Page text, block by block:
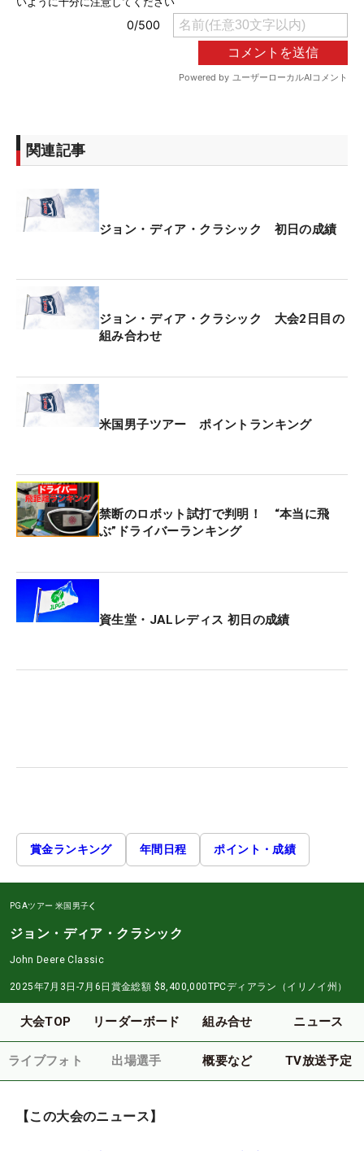
関連記事
ジョン・ディア・クラシック 初日の成績
ジョン・ディア・クラシック 大会2日目の
組み合わせ
米国男子ツアー ポイントランキング
禁断のロボット試打で判明！ “本当に飛
ぶ”ドライバーランキング
資生堂・JALレディス 初日の成績
賞金ランキング 年間日程 ポイント・成績
PGAツアー 米国男子
ジョン・ディア・クラシック
John Deere Classic
2025年7月3日-7月6日 賞金総額 $8,400,000TPCディアラン（イリノイ州）
大会TOP リーダーボード 組み合せ ニュース
ライブフォト 出場選手 概要など TV放送予定
【この大会のニュース】